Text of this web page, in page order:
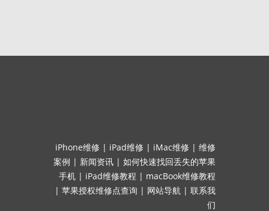
iPhone维修 | iPad维修 | iMac维修 | 维修
案例 | 新闻资讯 | 如何快速找回丢失的苹果
手机 | iPad维修教程 | macBook维修教程
| 苹果授权维修点查询 | 网站导航 | 联系我
们